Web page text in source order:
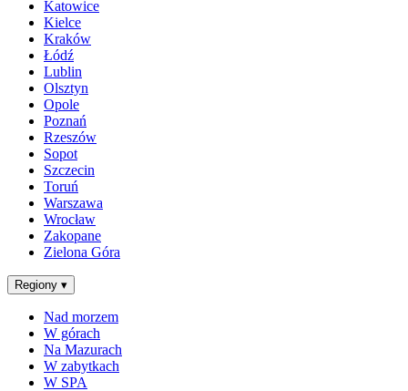
Katowice
Kielce
Kraków
Łódź
Lublin
Olsztyn
Opole
Poznań
Rzeszów
Sopot
Szczecin
Toruń
Warszawa
Wrocław
Zakopane
Zielona Góra
Regiony ▾
Nad morzem
W górach
Na Mazurach
W zabytkach
W SPA